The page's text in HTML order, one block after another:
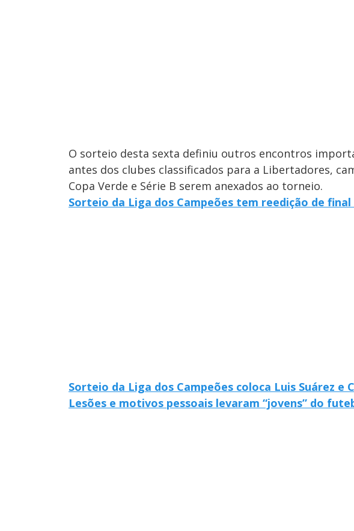
O sorteio desta sexta definiu outros encontros
antes dos clubes classificados para a Libertadores,
Copa Verde e Série B serem anexados ao torneio.
Sorteio da Liga dos Campeões tem reedição de
Sorteio da Liga dos Campeões coloca Luis Suárez
Lesões e motivos pessoais levaram “jovens” do